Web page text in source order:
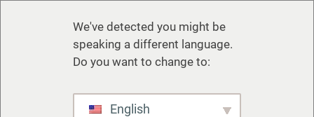
We've detected you might be
speaking a different language.
Do you want to change to:
English